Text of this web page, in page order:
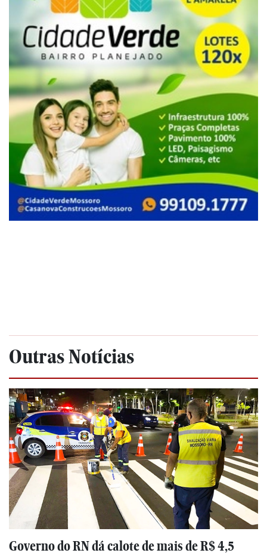
Outras Notícias
Governo do RN dá calote de mais de R$ 4,5